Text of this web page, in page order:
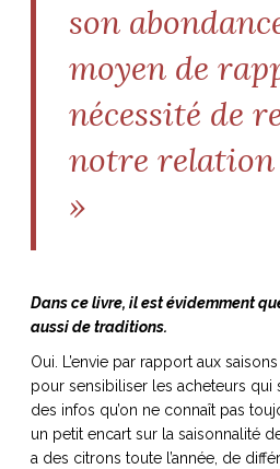
son
moyen de
nécessité de
notre relation
»
Dans ce livre, il est évidemment
aussi de traditions.
Oui. L’envie par rapport aux
pour sensibiliser les acheteurs qui
des infos qu’on ne connaît pas
un petit encart sur la saisonnalité
a des citrons toute l’année, de